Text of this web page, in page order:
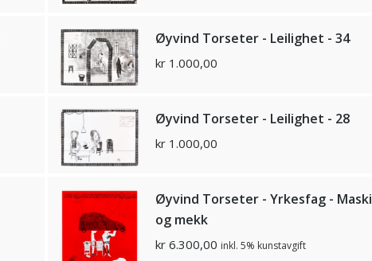
Øyvind Torseter - Leilighet - 34
kr1.000,00
Øyvind Torseter - Leilighet - 28
kr1.000,00
Øyvind Torseter - Yrkesfag -
og mekk
kr6.300,00 inkl. 5% kunstavgift